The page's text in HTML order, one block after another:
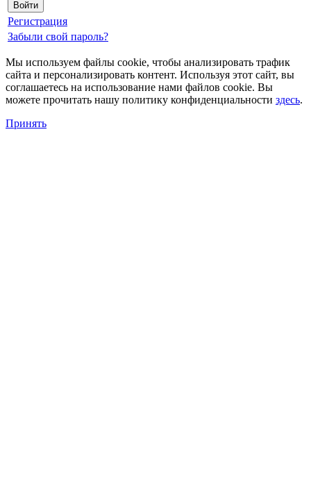
Регистрация
Забыли свой пароль?
Мы используем файлы cookie, чтобы анализировать трафик
сайта и персонализировать контент. Используя этот сайт, вы
соглашаетесь на использование нами файлов cookie. Вы
можете прочитать нашу политику конфиденциальности здесь.
Принять